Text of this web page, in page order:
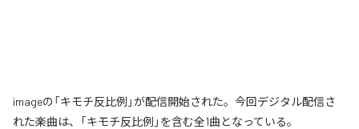
imageの「キモチ反比例」が配信開始された。今回デジタル配信さ
れた楽曲は、「キモチ反比例」を含む全1曲となっている。